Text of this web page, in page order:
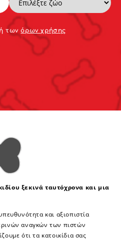
τωνόρων χρήσης
ξεκινά ταυτόχρονα και μια
και αξιοπιστία
αναγκών των πιστών
ότι τα κατοικίδια σας